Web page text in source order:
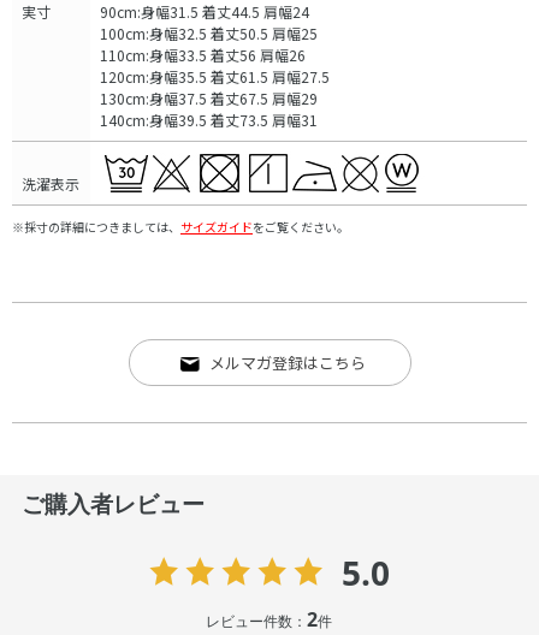
実寸
90cm:身幅31.5 着丈44.5 肩幅24
100cm:身幅32.5 着丈50.5 肩幅25
110cm:身幅33.5 着丈56 肩幅26
120cm:身幅35.5 着丈61.5 肩幅27.5
130cm:身幅37.5 着丈67.5 肩幅29
140cm:身幅39.5 着丈73.5 肩幅31
洗濯表示
※採寸の詳細につきましては、 サイズガイドをご覧ください。
メルマガ登録はこちら
ご購入者レビュー
5.0
レビュー件数：2件